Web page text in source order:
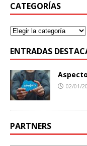
CATEGORÍAS
ENTRADAS
02/01/
PARTNERS